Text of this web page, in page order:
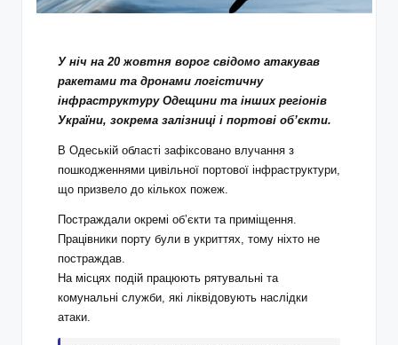
У ніч на 20 жовтня ворог свідомо атакував
ракетами та дронами логістичну
інфраструктуру Одещини та інших регіонів
України, зокрема залізниці і портові об’єкти.
В Одеській області зафіксовано влучання з
пошкодженнями цивільної портової інфраструктури,
що призвело до кількох пожеж.
Постраждали окремі обʼєкти та приміщення.
Працівники порту були в укриттях, тому ніхто не
постраждав.
На місцях подій працюють рятувальні та
комунальні служби, які ліквідовують наслідки
атаки.